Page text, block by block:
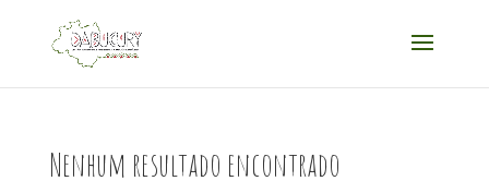
conteúdo
navegação
Nenhum resultado encontrado